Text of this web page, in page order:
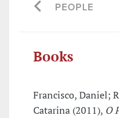
PEOPLE
Books
Francisco, Daniel;
Catarina (2011), O